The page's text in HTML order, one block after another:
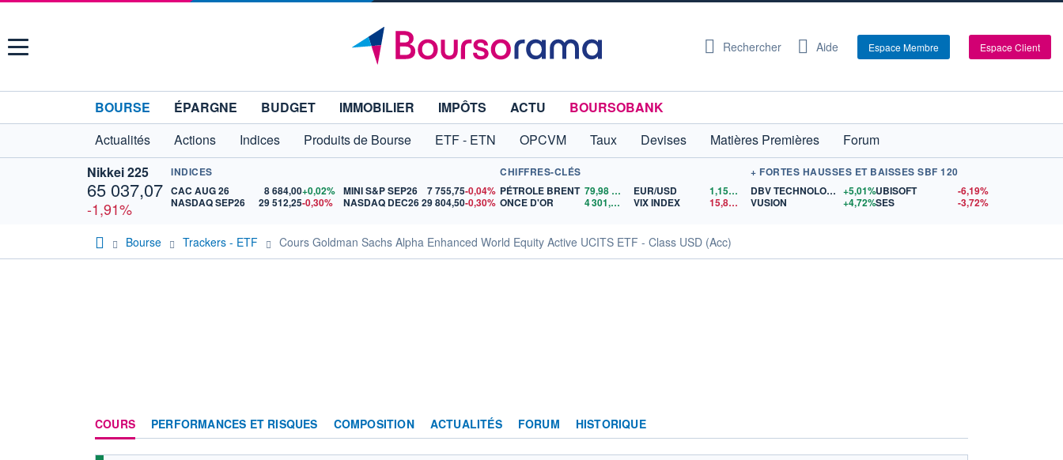
Menu Rechercher Aide Espace Membre Espace Client
BOURSE ÉPARGNE BUDGET IMMOBILIER IMPÔTS ACTU
BOURSOBANK
Actualités
Actions Indices Produits de Bourse ETF - ETN OPCVM Taux Devises Matières Premières
Forum
Nikkei 225
65 037,07
-1,91%
INDICES
CAC AUG 26
8 684,00+0,02%
NASDAQ SEP26
29 512,25-0,30%
MINI S&P SEP26 7 755,75-0,04%
NASDAQ DEC2629 804,50-0,30%
CHIFFRES-CLÉS
PÉTROLE BRENT 79,98
ONCE D'OR
4 301,87 $US
EUR/USD 1,1556
$US
VIX INDEX
15,81$US
+ FORTES HAUSSES ET BAISSES SBF 120
DBV TECHNOLOGIES +5,01%
VUSION
+4,72%
UBISOFT
-6,19%
SES
-3,72%
Bourse Trackers - ETF Cours Goldman Sachs Alpha Enhanced World Equity Active UCITS ETF - Class USD (Acc)
COURS PERFORMANCES ET RISQUES COMPOSITION ACTUALITÉS FORUM HISTORIQUE